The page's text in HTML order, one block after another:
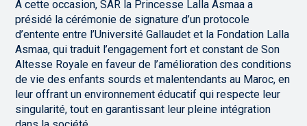
À cette occasion, SAR la Princesse Lalla Asmaa a
présidé la cérémonie de signature d’un protocole
d’entente entre l’Université Gallaudet et la Fondation Lalla
Asmaa, qui traduit l’engagement fort et constant de Son
Altesse Royale en faveur de l’amélioration des conditions
de vie des enfants sourds et malentendants au Maroc, en
leur offrant un environnement éducatif qui respecte leur
singularité, tout en garantissant leur pleine intégration